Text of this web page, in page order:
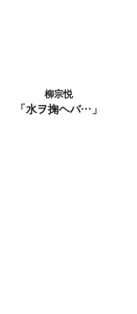
柳宗悦
「水ヲ掬ヘバ…」